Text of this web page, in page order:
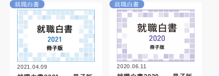
就職白書
2021.04.09
就職白書
2020.06.11